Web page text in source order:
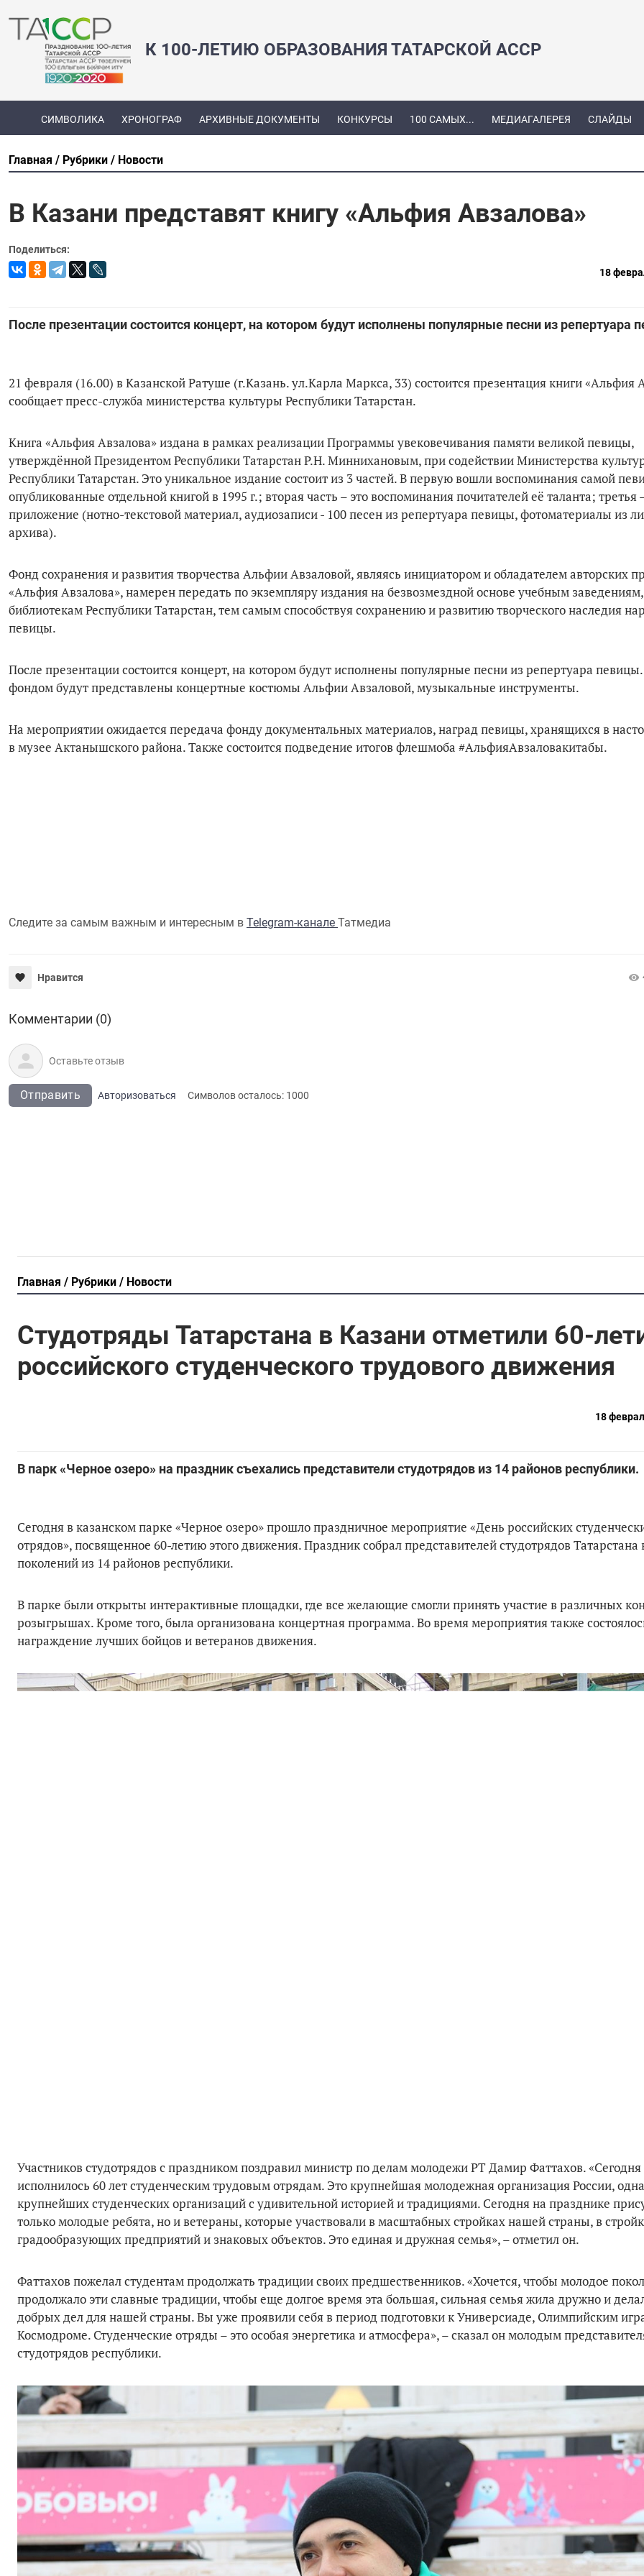
К 100-ЛЕТИЮ ОБРАЗОВАНИЯ ТАТАРСКОЙ АССР
СИМВОЛИКА ХРОНОГРАФ АРХИВНЫЕ ДОКУМЕНТЫ КОНКУРСЫ 100 САМЫХ... МЕДИАГАЛЕРЕЯ СЛАЙДЫ
Главная Рубрики Новости
В Казани представят книгу «Альфия Авзалова»
Поделиться:
18
После презентации состоится концерт, на котором будут исполнены популярные песни из репертуара
21 февраля (16.00) в Казанской Ратуше (г.Казань. ул.Карла Маркса, 33) состоится презентация книги «Альфия
сообщает пресс-служба министерства культуры Республики Татарстан.
Книга «Альфия Авзалова» издана в рамках реализации Программы увековечивания памяти великой певицы,
утверждённой Президентом Республики Татарстан Р.Н. Миннихановым, при содействии Министерства
Республики Татарстан. Это уникальное издание состоит из 3 частей. В первую вошли воспоминания самой
опубликованные отдельной книгой в 1995 г.; вторая часть – это воспоминания почитателей её таланта; третья
приложение (нотно-текстовой материал, аудиозаписи - 100 песен из репертуара певицы, фотоматериалы из
архива).
Фонд сохранения и развития творчества Альфии Авзаловой, являясь инициатором и обладателем авторских
«Альфия Авзалова», намерен передать по экземпляру издания на безвозмездной основе учебным заведениям,
библиотекам Республики Татарстан, тем самым способствуя сохранению и развитию творческого наследия
певицы.
После презентации состоится концерт, на котором будут исполнены популярные песни из репертуара
фондом будут представлены концертные костюмы Альфии Авзаловой, музыкальные инструменты.
На мероприятии ожидается передача фонду документальных материалов, наград певицы, хранящихся в
в музее Актанышского района. Также состоится подведение итогов флешмоба #АльфияАвзаловакитабы.
Следите за самым важным и интересным в Telegram-канале Татмедиа
Нравится
Комментарии (0)
Отправить Авторизоваться Символов осталось: 1000
Главная Рубрики Новости
Студотряды Татарстана в Казани отметили 60-
российского студенческого трудового движения
18
В парк «Черное озеро» на праздник съехались представители студотрядов из 14 районов республики.
Сегодня в казанском парке «Черное озеро» прошло праздничное мероприятие «День российских
отрядов», посвященное 60-летию этого движения. Праздник собрал представителей студотрядов Татарстана
поколений из 14 районов республики.
В парке были открыты интерактивные площадки, где все желающие смогли принять участие в различных
розыгрышах. Кроме того, была организована концертная программа. Во время мероприятия также
награждение лучших бойцов и ветеранов движения.
Участников студотрядов с праздником поздравил министр по делам молодежи РТ Дамир Фаттахов. «Сегодня
исполнилось 60 лет студенческим трудовым отрядам. Это крупнейшая молодежная организация России,
крупнейших студенческих организаций с удивительной историей и традициями. Сегодня на празднике
только молодые ребята, но и ветераны, которые участвовали в масштабных стройках нашей страны, в
градообразующих предприятий и знаковых объектов. Это единая и дружная семья», – отметил он.
Фаттахов пожелал студентам продолжать традиции своих предшественников. «Хочется, чтобы молодое
продолжало эти славные традиции, чтобы еще долгое время эта большая, сильная семья жила дружно и
добрых дел для нашей страны. Вы уже проявили себя в период подготовки к Универсиаде, Олимпийским
Космодроме. Студенческие отряды – это особая энергетика и атмосфера», – сказал он молодым
студотрядов республики.